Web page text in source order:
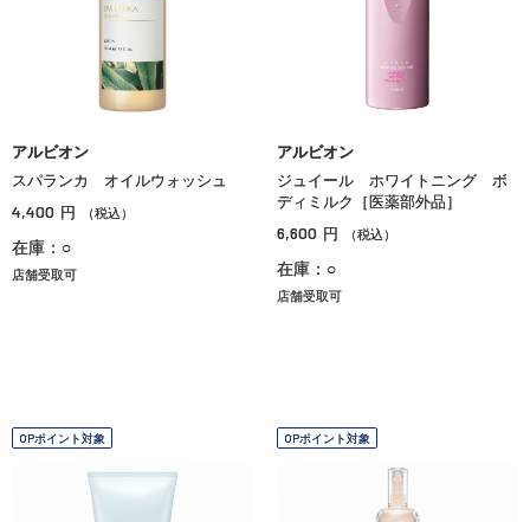
アルビオン
スパランカ オイルウォッシュ
4,400 円 （税込）
在庫：○
店舗受取可
アルビオン
ジュイール ホワイトニング ボ
ディミルク［医薬部外品］
6,600 円 （税込）
在庫：○
店舗受取可
OPポイント対象 OPポイント対象